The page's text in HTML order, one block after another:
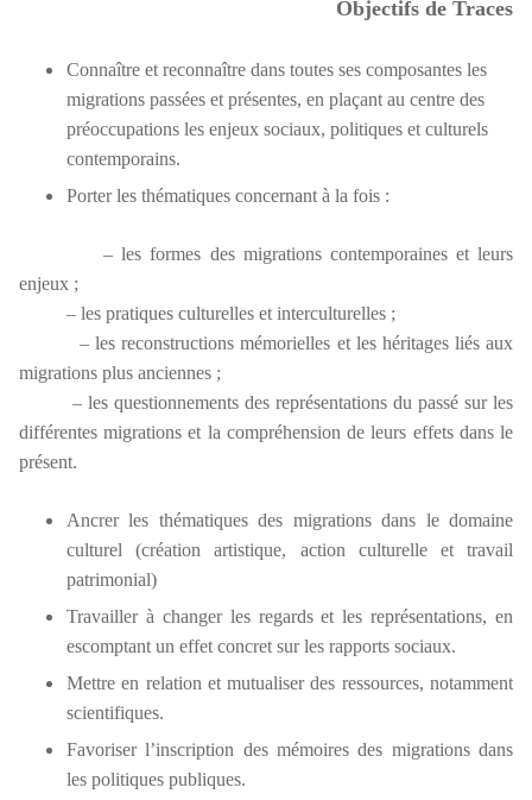
Objectifs de Traces
Connaître et reconnaître dans toutes ses composantes les
migrations passées et présentes, en plaçant au centre des
préoccupations les enjeux sociaux, politiques et culturels
contemporains.
Porter les thématiques concernant à la fois :
– les formes des migrations contemporaines et leurs
enjeux ;
– les pratiques culturelles et interculturelles ;
– les reconstructions mémorielles et les héritages liés aux
migrations plus anciennes ;
– les questionnements des représentations du passé sur les
différentes migrations et la compréhension de leurs effets dans le
présent.
Ancrer les thématiques des migrations dans le domaine
culturel (création artistique, action culturelle et travail
patrimonial)
Travailler à changer les regards et les représentations, en
escomptant un effet concret sur les rapports sociaux.
Mettre en relation et mutualiser des ressources, notamment
scientifiques.
Favoriser l’inscription des mémoires des migrations dans
les politiques publiques.